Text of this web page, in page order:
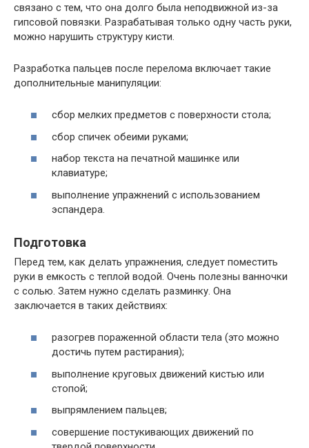
связано с тем, что она долго была неподвижной из-за
гипсовой повязки. Разрабатывая только одну часть руки,
можно нарушить структуру кисти.
Разработка пальцев после перелома включает такие
дополнительные манипуляции:
сбор мелких предметов с поверхности стола;
сбор спичек обеими руками;
набор текста на печатной машинке или
клавиатуре;
выполнение упражнений с использованием
эспандера.
Подготовка
Перед тем, как делать упражнения, следует поместить
руки в емкость с теплой водой. Очень полезны ванночки
с солью. Затем нужно сделать разминку. Она
заключается в таких действиях:
разогрев пораженной области тела (это можно
достичь путем растирания);
выполнение круговых движений кистью или
стопой;
выпрямлением пальцев;
совершение постукивающих движений по